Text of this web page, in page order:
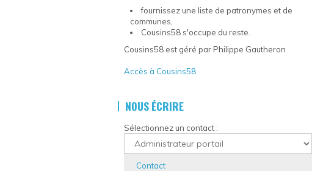
fournissez une liste de patronymes et de
communes,
Cousins58 s'occupe du reste.
Cousins58 est géré par Philippe Gautheron
Accès à Cousins58
NOUS ÉCRIRE
Sélectionnez un contact :
Contact